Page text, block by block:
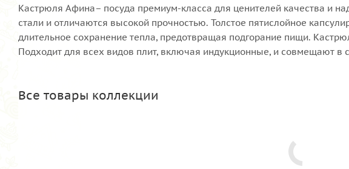
Кастрюля Афина– посуда премиум-класса для ценителей качества и
стали и отличаются высокой прочностью. Толстое пятислойное
длительное сохранение тепла, предотвращая подгорание пищи.
Подходит для всех видов плит, включая индукционные, и совмещают в
Все товары коллекции